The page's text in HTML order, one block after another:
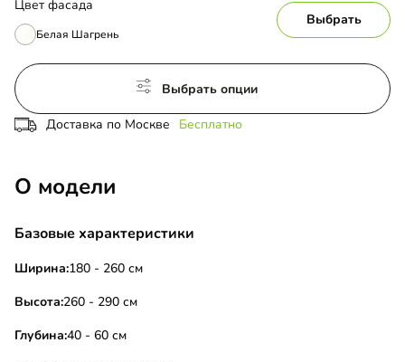
Цвет фасада
Белая Шагрень
Выбрать
Выбрать опции
Доставка по Москве Бесплатно
О модели
Базовые характеристики
Ширина:180 - 260 см
Высота:260 - 290 см
Глубина:40 - 60 см